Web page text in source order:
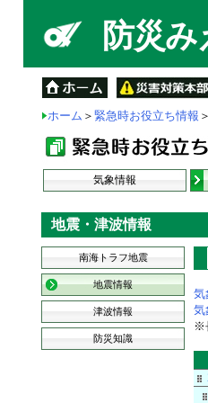
防災
ホーム ＞ 緊急時お役立ち情報
気象情報
地震・津波情報
気
気
※
南海トラフ地震
地震情報
津波情報
防災知識